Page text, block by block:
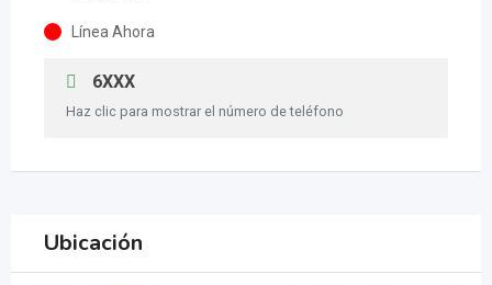
Línea Ahora
6XXX
Haz clic para mostrar el número de teléfono
Ubicación